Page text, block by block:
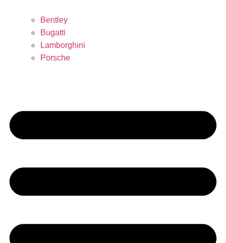
Bentley
Bugatti
Lamborghini
Porsche